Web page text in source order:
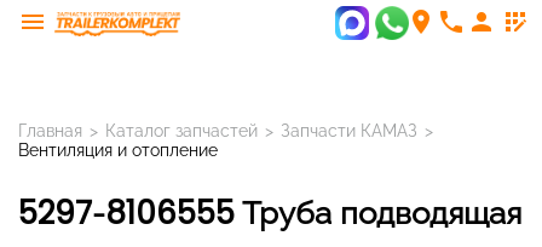
menu room phone person app_registration
Главная > Каталог запчастей > Запчасти КАМАЗ >
Вентиляция и отопление
5297-8106555 Труба подводящая